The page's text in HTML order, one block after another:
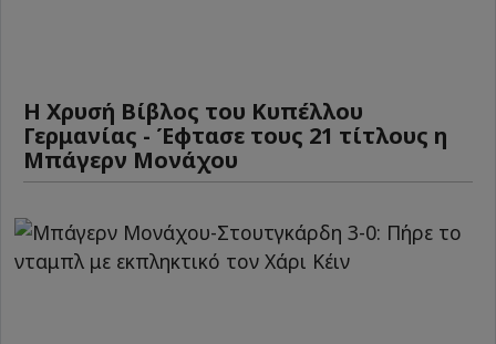
Η Χρυσή Βίβλος του Κυπέλλου
Γερμανίας - Έφτασε τους 21 τίτλους η
Μπάγερν Μονάχου